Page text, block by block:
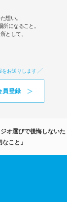
想い。
になること。
として、
をお送りします
員登録
ジオ選びで後悔しないた
こと」